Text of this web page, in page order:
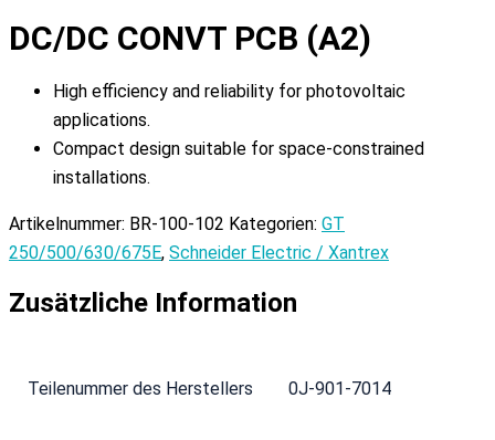
DC/DC CONVT PCB (A2)
High efficiency and reliability for photovoltaic
applications.
Compact design suitable for space-constrained
installations.
Artikelnummer: BR-100-102 Kategorien: GT
250/500/630/675E, Schneider Electric / Xantrex
Zusätzliche Information
Teilenummer des Herstellers 0J-901-7014